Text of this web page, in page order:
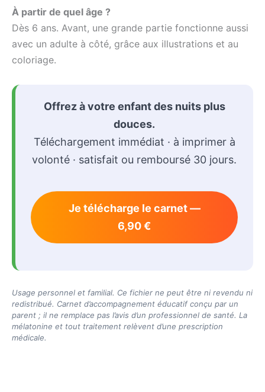
À partir de quel âge ?
Dès 6 ans. Avant, une grande partie fonctionne aussi
avec un adulte à côté, grâce aux illustrations et au
coloriage.
Offrez à votre enfant des nuits plus
douces.
Téléchargement immédiat · à imprimer à
volonté · satisfait ou remboursé 30 jours.
Je télécharge le carnet —
6,90 €
Usage personnel et familial. Ce fichier ne peut être ni revendu ni
redistribué. Carnet d’accompagnement éducatif conçu par un
parent ; il ne remplace pas l’avis d’un professionnel de santé. La
mélatonine et tout traitement relèvent d’une prescription
médicale.